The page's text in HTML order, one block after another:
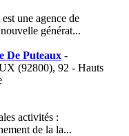
une agence de
générat...
De Puteaux-
(92800), 92 - Hauts
activités :
de la la...